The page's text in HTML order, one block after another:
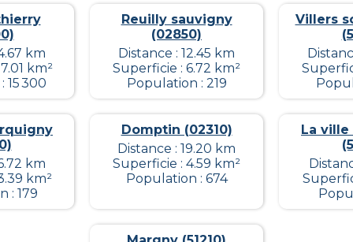
km
km²
15 300
Reuilly sauvigny
(02850)
Distance : 12.45 km
Superficie : 6.72 km²
Population : 219
Villers
km
km²
: 179
Domptin (02310)
Distance : 19.20 km
Superficie : 4.59 km²
Population : 674
La